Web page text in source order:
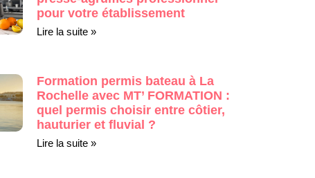
pour votre établissement
Lire la suite »
Formation permis bateau à La
Rochelle avec MT’ FORMATION :
quel permis choisir entre côtier,
hauturier et fluvial ?
Lire la suite »